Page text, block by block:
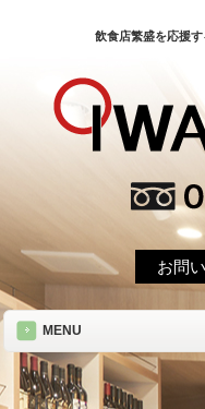
飲食店繁盛を応援す
お問
MENU